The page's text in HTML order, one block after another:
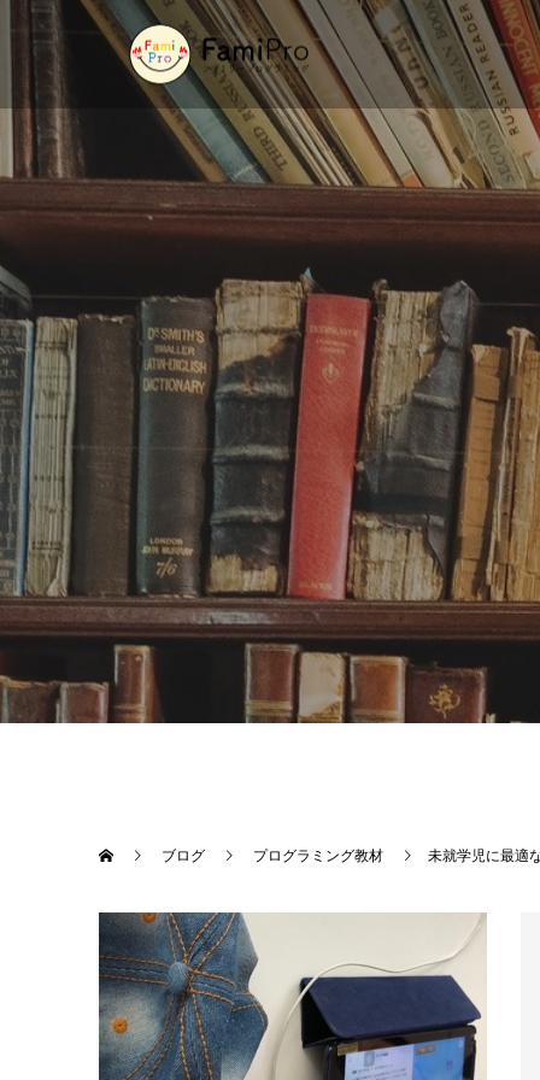
ブログ プログラミング教材 未就学児に最適